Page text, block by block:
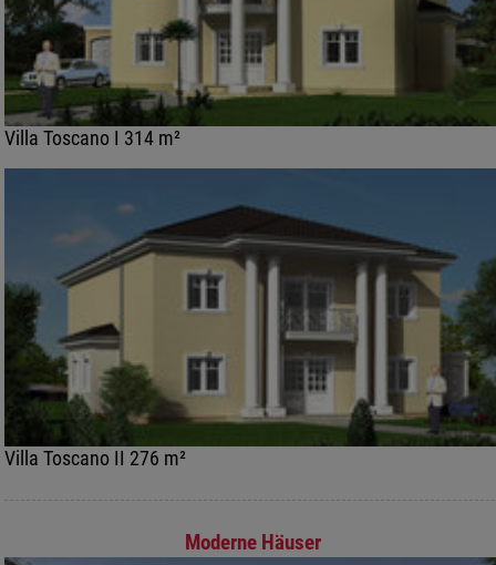
Villa Toscano I 314 m²
Villa Toscano II 276 m²
Moderne Häuser